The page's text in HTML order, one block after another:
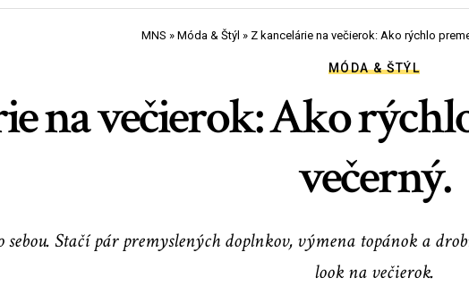
MNS » Móda & Štýl » Z kancelárie na večierok: Ako rýchlo
MÓDA & ŠTÝL
na večierok: Ako
večerný.
sebou. Stačí pár premyslených doplnkov, výmena topánok a
look na večierok.